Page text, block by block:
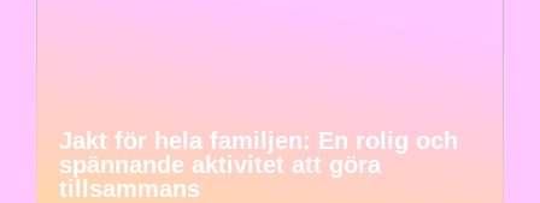
Jakt för hela familjen: En rolig och
spännande aktivitet att göra
tillsammans